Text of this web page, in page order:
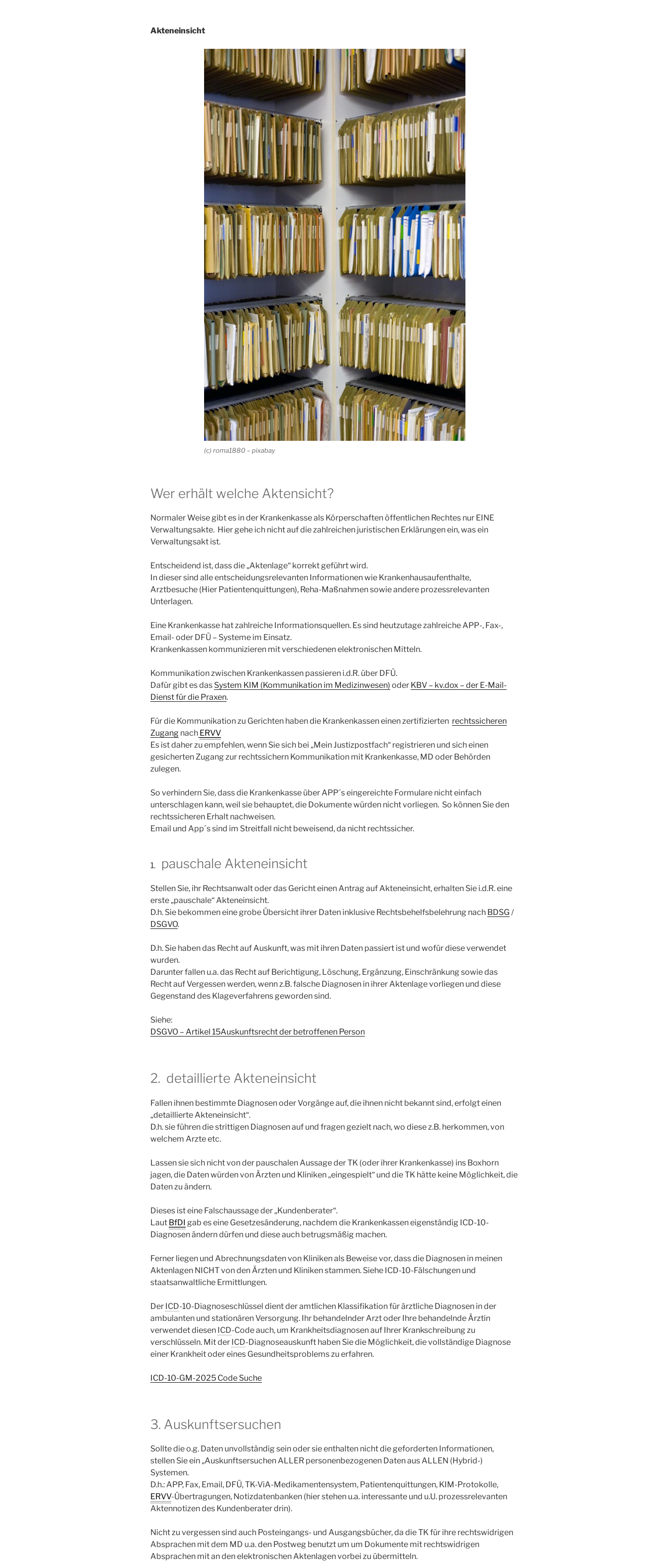
Akteneinsicht
(c) roma1880 – pixabay
Wer erhält welche Aktensicht?
Normaler Weise gibt es in der Krankenkasse als Körperschaften öffentlichen Rechtes nur EINE
Verwaltungsakte. Hier gehe ich nicht auf die zahlreichen juristischen Erklärungen ein, was ein
Verwaltungsakt ist.
Entscheidend ist, dass die „Aktenlage“ korrekt geführt wird.
In dieser sind alle entscheidungsrelevanten Informationen wie Krankenhausaufenthalte,
Arztbesuche (Hier Patientenquittungen), Reha-Maßnahmen sowie andere prozessrelevanten
Unterlagen.
Eine Krankenkasse hat zahlreiche Informationsquellen. Es sind heutzutage zahlreiche APP-, Fax-,
Email- oder DFÜ – Systeme im Einsatz.
Krankenkassen kommunizieren mit verschiedenen elektronischen Mitteln.
Kommunikation zwischen Krankenkassen passieren i.d.R. über DFÜ.
Dafür gibt es das System KIM (Kommunikation im Medizinwesen) oder KBV – kv.dox – der E-Mail-
Dienst für die Praxen.
Für die Kommunikation zu Gerichten haben die Krankenkassen einen zertifizierten rechtssicheren
Zugang nach ERVV
Es ist daher zu empfehlen, wenn Sie sich bei „Mein Justizpostfach“ registrieren und sich einen
gesicherten Zugang zur rechtssichern Kommunikation mit Krankenkasse, MD oder Behörden
zulegen.
So verhindern Sie, dass die Krankenkasse über APP´s eingereichte Formulare nicht einfach
unterschlagen kann, weil sie behauptet, die Dokumente würden nicht vorliegen. So können Sie den
rechtssicheren Erhalt nachweisen.
Email und App´s sind im Streitfall nicht beweisend, da nicht rechtssicher.
pauschale Akteneinsicht
Stellen Sie, ihr Rechtsanwalt oder das Gericht einen Antrag auf Akteneinsicht, erhalten Sie i.d.R. eine
erste „pauschale“ Akteneinsicht.
D.h. Sie bekommen eine grobe Übersicht ihrer Daten inklusive Rechtsbehelfsbelehrung nach BDSG /
DSGVO.
D.h. Sie haben das Recht auf Auskunft, was mit ihren Daten passiert ist und wofür diese verwendet
wurden.
Darunter fallen u.a. das Recht auf Berichtigung, Löschung, Ergänzung, Einschränkung sowie das
Recht auf Vergessen werden, wenn z.B. falsche Diagnosen in ihrer Aktenlage vorliegen und diese
Gegenstand des Klageverfahrens geworden sind.
Siehe:
DSGVO – Artikel 15Auskunftsrecht der betroffenen Person
2. detaillierte Akteneinsicht
Fallen ihnen bestimmte Diagnosen oder Vorgänge auf, die ihnen nicht bekannt sind, erfolgt einen
„detaillierte Akteneinsicht“.
D.h. sie führen die strittigen Diagnosen auf und fragen gezielt nach, wo diese z.B. herkommen, von
welchem Arzte etc.
Lassen sie sich nicht von der pauschalen Aussage der TK (oder ihrer Krankenkasse) ins Boxhorn
jagen, die Daten würden von Ärzten und Kliniken „eingespielt“ und die TK hätte keine Möglichkeit, die
Daten zu ändern.
Dieses ist eine Falschaussage der „Kundenberater“.
Laut BfDI gab es eine Gesetzesänderung, nachdem die Krankenkassen eigenständig ICD-10-
Diagnosen ändern dürfen und diese auch betrugsmäßig machen.
Ferner liegen und Abrechnungsdaten von Kliniken als Beweise vor, dass die Diagnosen in meinen
Aktenlagen NICHT von den Ärzten und Kliniken stammen. Siehe ICD-10-Fälschungen und
staatsanwaltliche Ermittlungen.
Der ICD-10-Diagnoseschlüssel dient der amtlichen Klassifikation für ärztliche Diagnosen in der
ambulanten und stationären Versorgung. Ihr behandelnder Arzt oder Ihre behandelnde Ärztin
verwendet diesen ICD-Code auch, um Krankheitsdiagnosen auf Ihrer Krankschreibung zu
verschlüsseln. Mit der ICD-Diagnoseauskunft haben Sie die Möglichkeit, die vollständige Diagnose
einer Krankheit oder eines Gesundheitsproblems zu erfahren.
ICD-10-GM-2025 Code Suche
3. Auskunftsersuchen
Sollte die o.g. Daten unvollständig sein oder sie enthalten nicht die geforderten Informationen,
stellen Sie ein „Auskunftsersuchen ALLER personenbezogenen Daten aus ALLEN (Hybrid-)
Systemen.
D.h.: APP, Fax, Email, DFÜ, TK-ViA-Medikamentensystem, Patientenquittungen, KIM-Protokolle,
ERVV-Übertragungen, Notizdatenbanken (hier stehen u.a. interessante und u.U. prozessrelevanten
Aktennotizen des Kundenberater drin).
Nicht zu vergessen sind auch Posteingangs- und Ausgangsbücher, da die TK für ihre rechtswidrigen
Absprachen mit dem MD u.a. den Postweg benutzt um um Dokumente mit rechtswidrigen
Absprachen mit an den elektronischen Aktenlagen vorbei zu übermitteln.